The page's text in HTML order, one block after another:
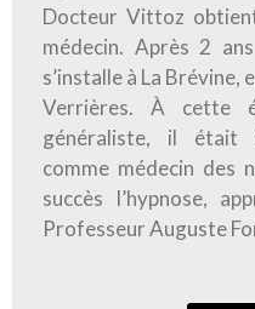
Docteur Vittoz
médecin. Après 2
s’installe à La Brévine,
Verrières. À cette
généraliste, il était
comme médecin des
succès l’hypnose,
Professeur Auguste